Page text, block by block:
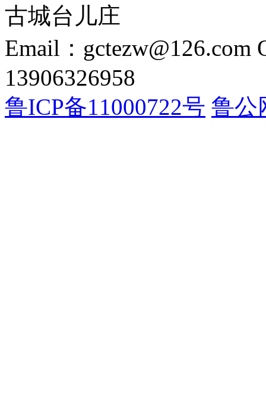
古城台儿庄
Email：gctezw@126.com
13906326958
鲁ICP备11000722号 鲁公